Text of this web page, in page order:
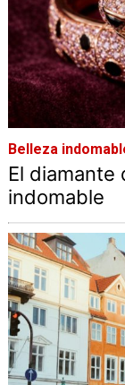
Belleza
El diamante
indomable